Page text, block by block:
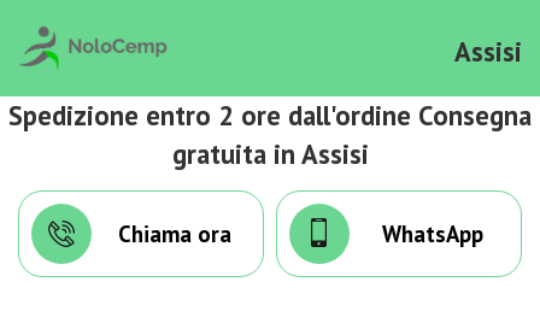
Assisi
Spedizione entro 2 ore dall'ordine Consegna
gratuita in Assisi
Chiama ora WhatsApp